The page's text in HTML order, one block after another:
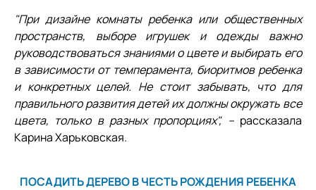
"При дизайне комнаты ребенка или общественных
пространств, выборе игрушек и одежды важно
руководствоваться знаниями о цвете и выбирать его
в зависимости от темперамента, биоритмов ребенка
и конкретных целей. Не стоит забывать, что для
правильного развития детей их должны окружать все
цвета, только в разных пропорциях", –рассказала
Карина Харьковская.
ПОСАДИТЬ ДЕРЕВО В ЧЕСТЬ РОЖДЕНИЯ РЕБЕНКА